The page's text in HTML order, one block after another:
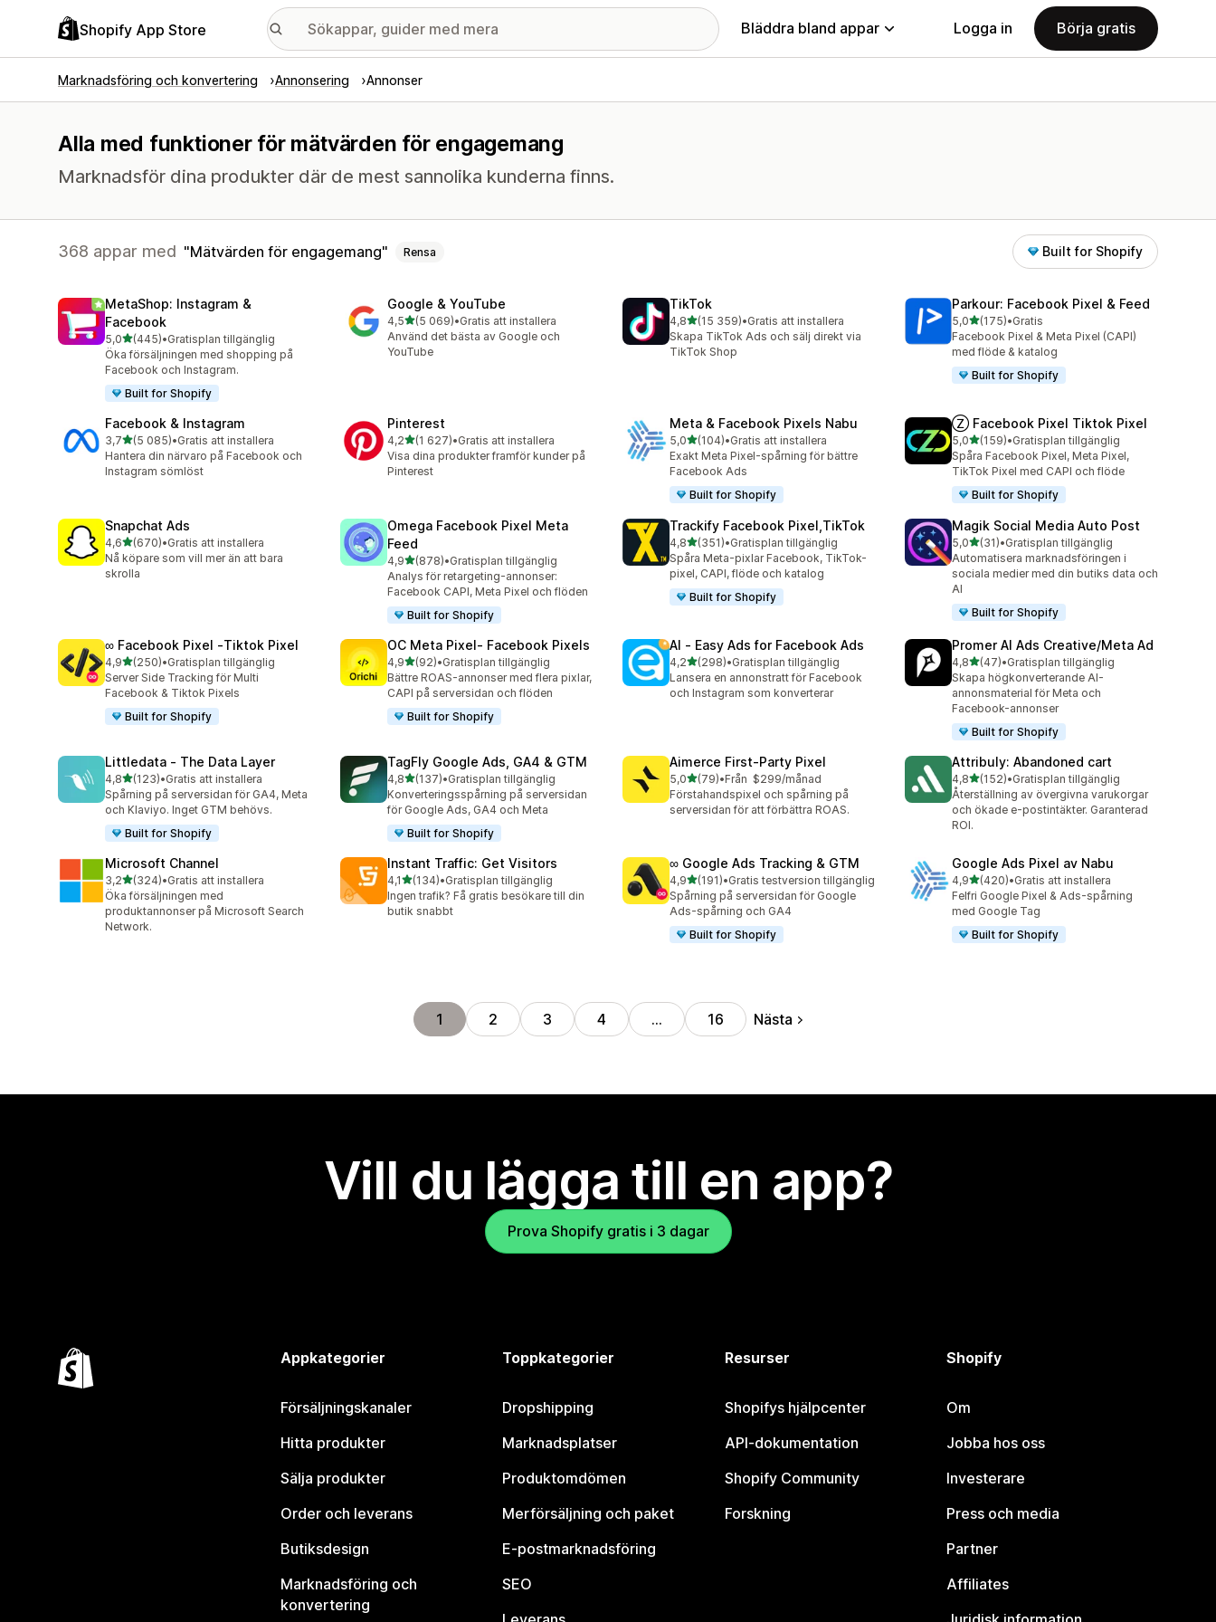
Shopify App Store Bläddra bland appar Logga in Börja gratis
Marknadsföring och konvertering Annonsering Annonser
Alla med funktioner för mätvärden för engagemang
Marknadsför dina produkter där de mest sannolika kunderna finns.
368 appar med Mätvärden för engagemang Rensa Built for Shopify
MetaShop: Instagram &
Facebook
5,0av 5 stjärnor
(445)
445 recensioner totalt
•Gratisplan tillgänglig
Öka försäljningen med shopping på
Facebook och Instagram.
Built for Shopify
Google & YouTube
4,5av 5 stjärnor
(5 069)
5069 recensioner totalt
•Gratis att installera
Använd det bästa av Google och
YouTube
TikTok
4,8av 5 stjärnor
(15 359)
15359 recensioner totalt
•Gratis att installera
Skapa TikTok Ads och sälj direkt via
TikTok Shop
Parkour: Facebook Pixel & Feed
5,0av 5 stjärnor
(175)
175 recensioner totalt
•Gratis
Facebook Pixel & Meta Pixel (CAPI)
med flöde & katalog
Built for Shopify
Facebook & Instagram
3,7av 5 stjärnor
(5 085)
5085 recensioner totalt
•Gratis att installera
Hantera din närvaro på Facebook och
Instagram sömlöst
Pinterest
4,2av 5 stjärnor
(1 627)
1627 recensioner totalt
•Gratis att installera
Visa dina produkter framför kunder på
Pinterest
Meta & Facebook Pixels Nabu
5,0av 5 stjärnor
(104)
104 recensioner totalt
•Gratis att installera
Exakt Meta Pixel-spårning för bättre
Facebook Ads
Built for Shopify
Ⓩ Facebook Pixel Tiktok Pixel
5,0av 5 stjärnor
(159)
159 recensioner totalt
•Gratisplan tillgänglig
Spåra Facebook Pixel, Meta Pixel,
TikTok Pixel med CAPI och flöde
Built for Shopify
Snapchat Ads
4,6av 5 stjärnor
(670)
670 recensioner totalt
•Gratis att installera
Nå köpare som vill mer än att bara
skrolla
Omega Facebook Pixel Meta
Feed
4,9av 5 stjärnor
(878)
878 recensioner totalt
•Gratisplan tillgänglig
Analys för retargeting-annonser:
Facebook CAPI, Meta Pixel och flöden
Built for Shopify
Trackify Facebook Pixel,TikTok
4,8av 5 stjärnor
(351)
351 recensioner totalt
•Gratisplan tillgänglig
Spåra Meta-pixlar Facebook, TikTok-
pixel, CAPI, flöde och katalog
Built for Shopify
Magik Social Media Auto Post
5,0av 5 stjärnor
(31)
31 recensioner totalt
•Gratisplan tillgänglig
Automatisera marknadsföringen i
sociala medier med din butiks data och
AI
Built for Shopify
∞ Facebook Pixel ‑Tiktok Pixel
4,9av 5 stjärnor
(250)
250 recensioner totalt
•Gratisplan tillgänglig
Server Side Tracking för Multi
Facebook & Tiktok Pixels
Built for Shopify
OC Meta Pixel‑ Facebook Pixels
4,9av 5 stjärnor
(92)
92 recensioner totalt
•Gratisplan tillgänglig
Bättre ROAS-annonser med flera pixlar,
CAPI på serversidan och flöden
Built for Shopify
AI ‑ Easy Ads for Facebook Ads
4,2av 5 stjärnor
(298)
298 recensioner totalt
•Gratisplan tillgänglig
Lansera en annonstratt för Facebook
och Instagram som konverterar
Promer AI Ads Creative/Meta Ad
4,8av 5 stjärnor
(47)
47 recensioner totalt
•Gratisplan tillgänglig
Skapa högkonverterande AI-
annonsmaterial för Meta och
Facebook-annonser
Built for Shopify
Littledata ‑ The Data Layer
4,8av 5 stjärnor
(123)
123 recensioner totalt
•Gratis att installera
Spårning på serversidan för GA4, Meta
och Klaviyo. Inget GTM behövs.
Built for Shopify
TagFly Google Ads, GA4 & GTM
4,8av 5 stjärnor
(137)
137 recensioner totalt
•Gratisplan tillgänglig
Konverteringsspårning på serversidan
för Google Ads, GA4 och Meta
Built for Shopify
Aimerce First‑Party Pixel
5,0av 5 stjärnor
(79)
79 recensioner totalt
•Från $299/månad
Förstahandspixel och spårning på
serversidan för att förbättra ROAS.
Attribuly: Abandoned cart
4,8av 5 stjärnor
(152)
152 recensioner totalt
•Gratisplan tillgänglig
Återställning av övergivna varukorgar
och ökade e-postintäkter. Garanterad
ROI.
Microsoft Channel
3,2av 5 stjärnor
(324)
324 recensioner totalt
•Gratis att installera
Öka försäljningen med
produktannonser på Microsoft Search
Network.
Instant Traffic: Get Visitors
4,1av 5 stjärnor
(134)
134 recensioner totalt
•Gratisplan tillgänglig
Ingen trafik? Få gratis besökare till din
butik snabbt
∞ Google Ads Tracking & GTM
4,9av 5 stjärnor
(191)
191 recensioner totalt
•Gratis testversion tillgänglig
Spårning på serversidan för Google
Ads-spårning och GA4
Built for Shopify
Google Ads Pixel av Nabu
4,9av 5 stjärnor
(420)
420 recensioner totalt
•Gratis att installera
Felfri Google Pixel & Ads-spårning
med Google Tag
Built for Shopify
1 2 3 4 … 16 Nästa
Vill du lägga till en app?
Prova Shopify gratis i 3 dagar
Appkategorier
Försäljningskanaler
Hitta produkter
Sälja produkter
Order och leverans
Butiksdesign
Marknadsföring och
konvertering
Toppkategorier
Dropshipping
Marknadsplatser
Produktomdömen
Merförsäljning och paket
E-postmarknadsföring
SEO
Resurser
Shopifys hjälpcenter
API-dokumentation
Shopify Community
Forskning
Shopify
Om
Jobba hos oss
Investerare
Press och media
Partner
Affiliates